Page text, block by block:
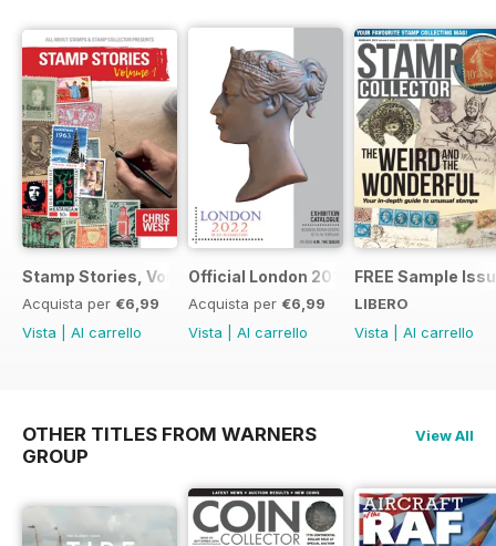
Stamp Stories, Vol 1
Acquista per €6,99
Vista
Al carrello
Official London 2022 Catalogue
Acquista per €6,99
Vista
Al carrello
FREE Sample
LIBERO
Vista
Al carrello
OTHER TITLES FROM WARNERS
GROUP
View All